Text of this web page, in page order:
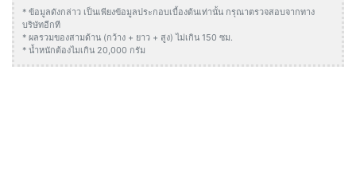
* ข้อมูลดังกล่าว เป็นเพียงข้อมูลประกอบเบื้องต้นเท่านั้น กรุณาตรวจสอบจากทาง
บริษัทอีกที
* ผลรวมของสามด้าน (กว้าง + ยาว + สูง) ไม่เกิน 150 ซม.
* น้ำหนักต้องไมเกิน 20,000 กรัม